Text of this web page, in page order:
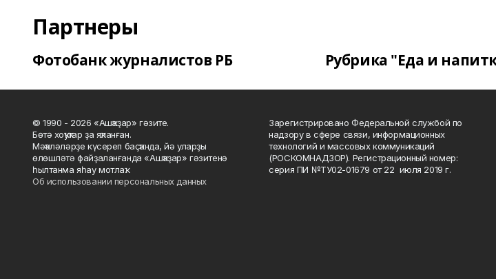
Партнеры
Фотобанк журналистов РБ Рубрика "Еда и
© 1990 - 2026 «Ашҡаҙар» гәзите.
Бөтә хоҡуҡтар ҙа яҡланған.
Мәҡәләләрҙе күсереп баҫҡанда, йә уларҙы
өлөшләтә файҙаланғанда «Ашҡаҙар» гәзитенә
һылтанма яһау мотлаҡ.
Об использовании персональных данных
Зарегистрировано Федеральной службой по
надзору в сфере связи, информационных
технологий и массовых коммуникаций
(РОСКОМНАДЗОР). Регистрационный номер:
серия ПИ №ТУ02-01679 от 22 июля 2019 г.